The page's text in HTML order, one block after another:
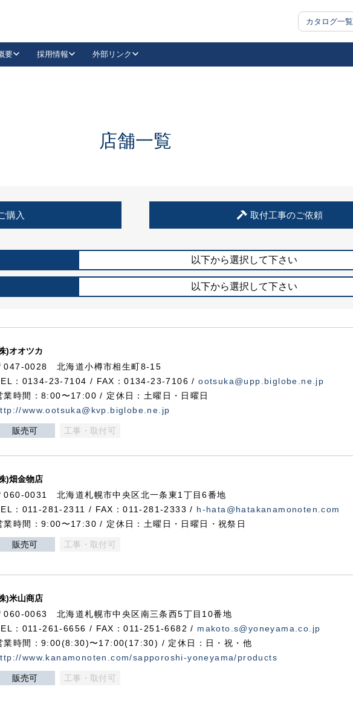
カタログ一覧
抗ウイルス・抗菌製品
要 採用情報 外部リンク
LinkedIn
住宅使用部材標準化推進協議会
店舗一覧
購入 取付工事のご依頼
以下から選択して下さい
以下から選択して下さい
)オオツカ
047-0028 北海道小樽市相生町8-15
：0134-23-7104 / FAX：0134-23-7106 /ootsuka@upp.biglobe.ne.jp
業時間：8:00〜17:00 / 定休日：土曜日・日曜日
www.ootsuka@kvp.biglobe.ne.jp
販売可 工事・取付可
)畑金物店
060-0031 北海道札幌市中央区北一条東1丁目6番地
：011-281-2311 / FAX：011-281-2333 / h-hata@hatakanamonoten.com
業時間：9:00〜17:30 / 定休日：土曜日・日曜日・祝祭日
販売可 工事・取付可
)米山商店
060-0063 北海道札幌市中央区南三条西5丁目10番地
：011-261-6656 / FAX：011-251-6682 / makoto.s@yoneyama.co.jp
業時間：9:00(8:30)〜17:00(17:30) / 定休日：日・祝・他
www.kanamonoten.com/sapporoshi-yoneyama/products
販売可 工事・取付可